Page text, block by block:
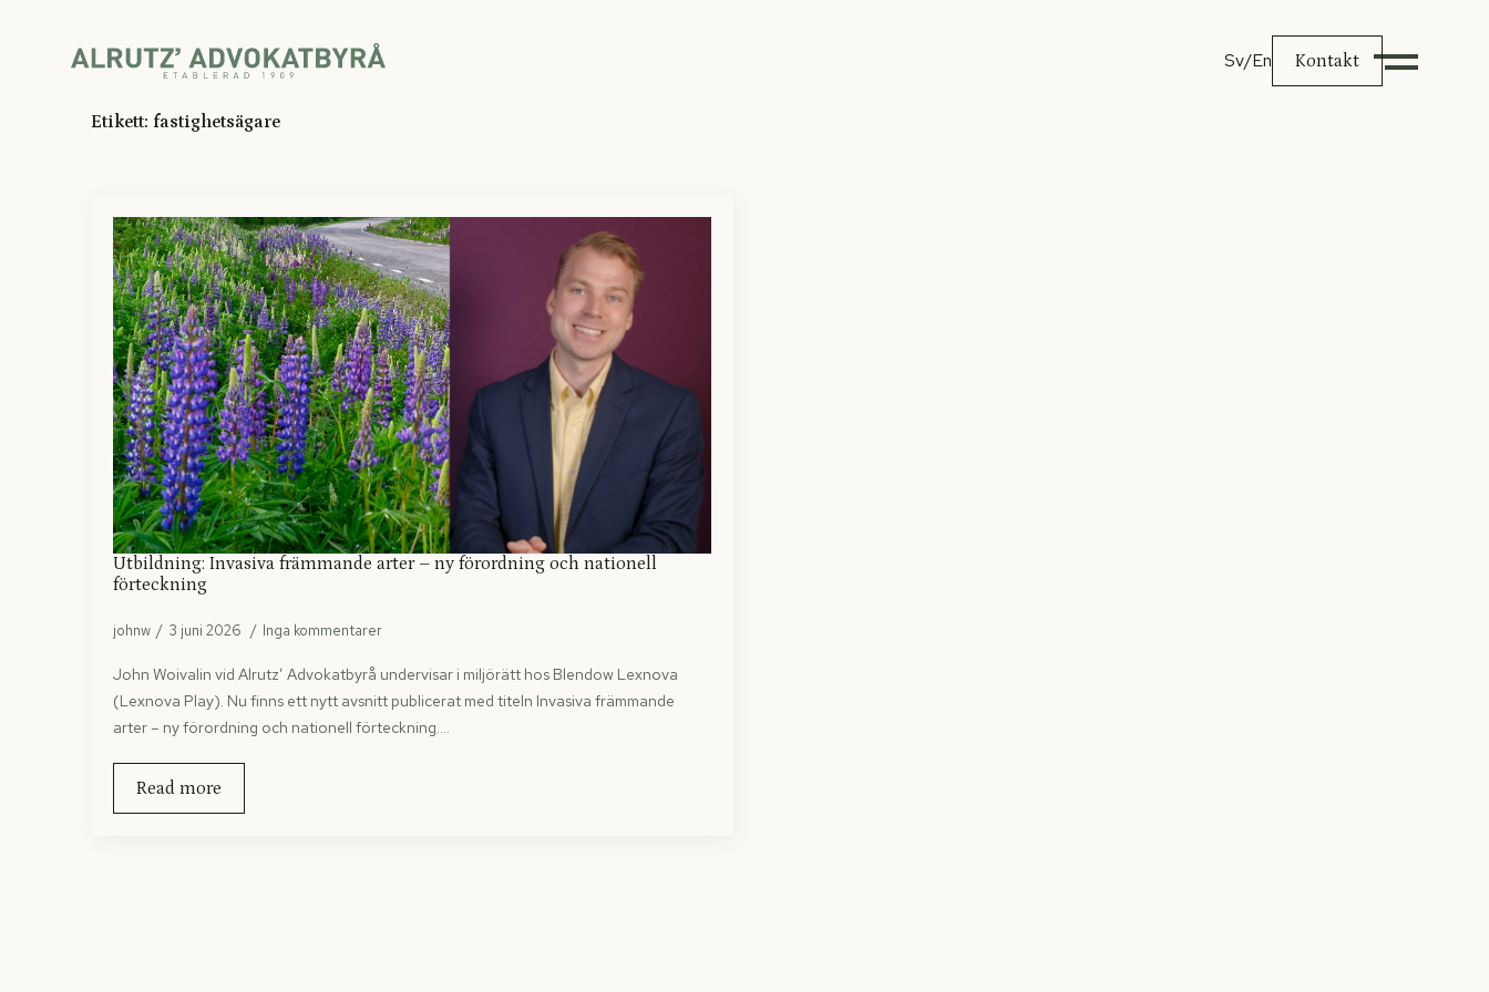
Sv/En Kontakt
Etikett: fastighetsägare
Utbildning: Invasiva främmande arter – ny förordning och nationell
förteckning
johnw 3 juni 2026 Inga kommentarer
John Woivalin vid Alrutz’ Advokatbyrå undervisar i miljörätt hos Blendow Lexnova
(Lexnova Play). Nu finns ett nytt avsnitt publicerat med titeln Invasiva främmande
arter – ny förordning och nationell förteckning.…
Read more